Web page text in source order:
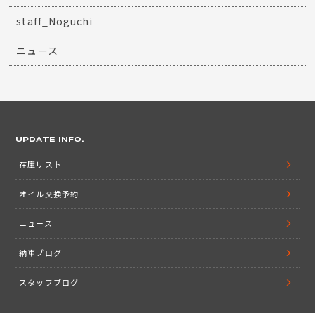
staff_Noguchi
ニュース
UPDATE INFO.
在庫リスト
オイル交換予約
ニュース
納車ブログ
スタッフブログ